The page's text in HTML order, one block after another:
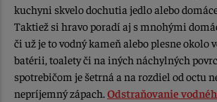
kuchyni skvelo dochutia jedlo alebo
Taktiež si hravo poradí aj s mnohými
či už je to vodný kameň alebo plesne okolo
batérii, toalety či na iných náchylných
spotrebičom je šetrná a na rozdiel od octu
nepríjemný zápach.Odstraňovanie